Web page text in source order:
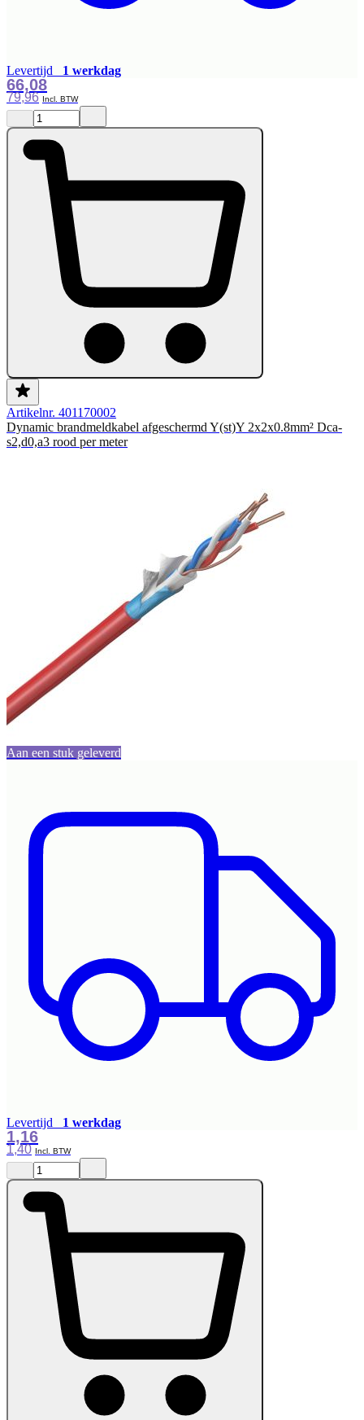
Levertijd 1 werkdag
79,96
66,08
Artikelnr. 401170002
Dynamic brandmeldkabel afgeschermd Y(st)Y 2x2x0.8mm² Dca-
s2,d0,a3 rood per meter
Aan een stuk geleverd
Levertijd 1 werkdag
1,40
1,16